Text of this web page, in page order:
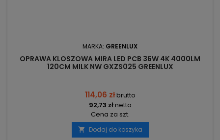
MARKA: GREENLUX
OPRAWA KLOSZOWA MIRA LED PCB 36W 4K 4000LM
120CM MILK NW GXZS025 GREENLUX
114,06 złbrutto
92,73 złnetto
Cena za szt.
 Dodaj do koszyka